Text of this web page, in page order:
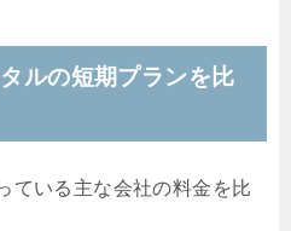
ルの短期プランを比
ている主な会社の料金を比